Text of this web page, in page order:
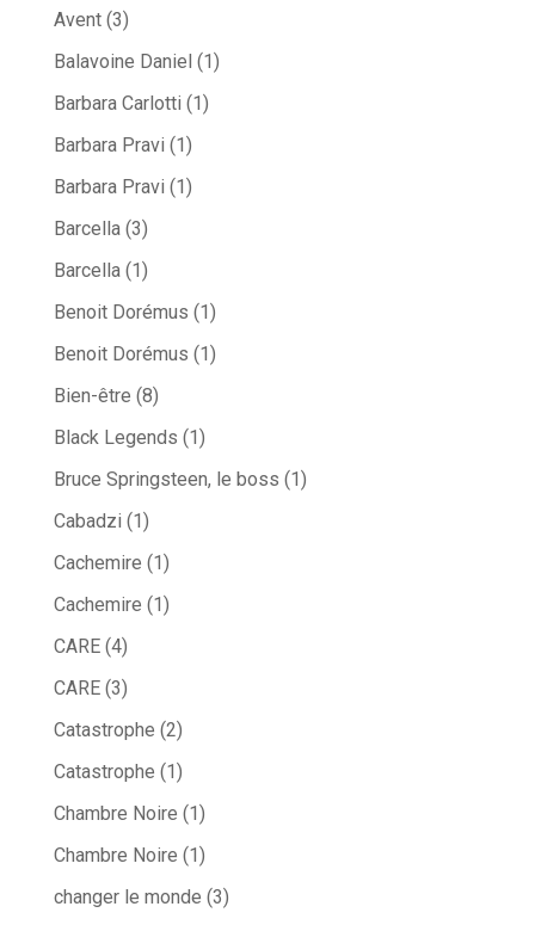
Avent(3)
Balavoine Daniel (1)
Barbara Carlotti (1)
Barbara Pravi (1)
Barbara Pravi (1)
Barcella(3)
Barcella(1)
Benoit Dorémus (1)
Benoit Dorémus (1)
Bien-être (8)
Black Legends (1)
Bruce Springsteen, le boss (1)
Cabadzi (1)
Cachemire (1)
Cachemire (1)
CARE(4)
CARE(3)
Catastrophe (2)
Catastrophe (1)
Chambre Noire (1)
Chambre Noire (1)
changer le monde (3)